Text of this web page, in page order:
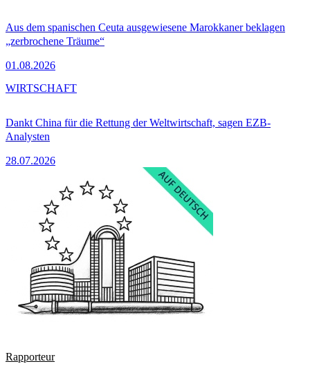
Aus dem spanischen Ceuta ausgewiesene Marokkaner beklagen
„zerbrochene Träume“
01.08.2026
Dankt China für die Rettung der Weltwirtschaft, sagen EZB-
Analysten
28.07.2026
WIRTSCHAFT
Rapporteur